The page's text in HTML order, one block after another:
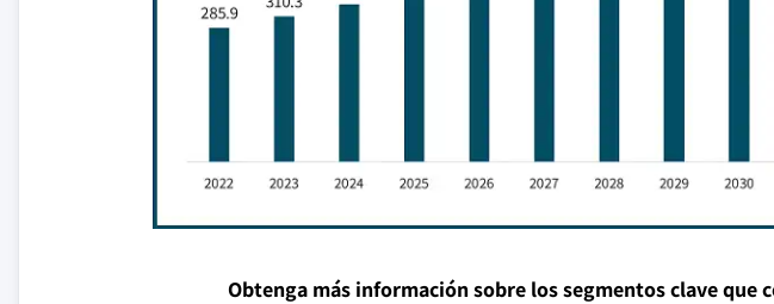
Obtenga más información sobre los segmentos clave que